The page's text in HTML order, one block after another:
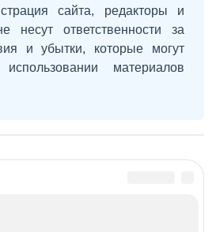
сайта, редакторы и
несут ответственности за
и убытки, которые могут
материалов